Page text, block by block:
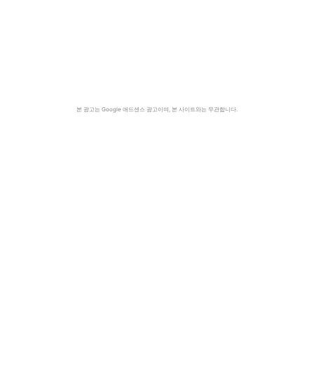
본 광고는 Google 애드센스 광고이며, 본 사이트와는 무관합니다.